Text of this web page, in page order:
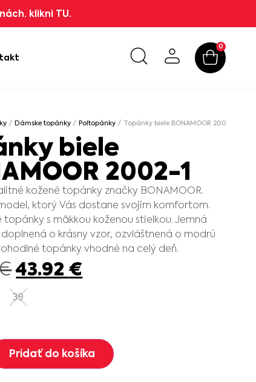
klikni TU.
0
/Dámske topánky /Poltopánky / Topánky biele BONAMOOR 2002-1
biele
2002-1
kožené topánky značky BONAMOOR.
ktorý Vás dostane svojim komfortom.
topánky s mäkkou koženou stielkou. Jemná
o krásny vzor, ozvláštnená o modrú
topánky vhodné na celý deň.
43.92 €
39
Pridať do košíka